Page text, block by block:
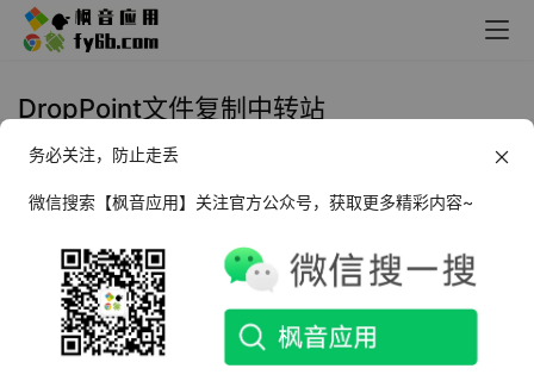
DropPoint文件复制中转站
DropPoint文件复制中转站 v1.1.3 绿
2022年6月7日
务必关注，防止走丢
微信搜索【枫音应用】关注官方公众号，获取更多精彩内容~